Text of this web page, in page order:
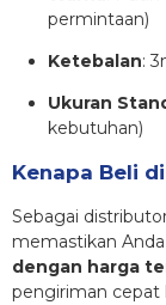
permintaan)
Ketebalan:
Ukuran
kebutuhan)
Kenapa Beli
Sebagai
memastikan
dengan harga
pengiriman cepat